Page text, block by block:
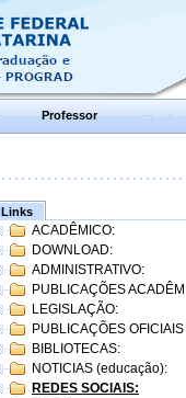
Professor
Links
ACADÊMICO:
DOWNLOAD:
ADMINISTRATIVO:
PUBLICAÇÕES
LEGISLAÇÃO:
PUBLICAÇÕES
BIBLIOTECAS:
NOTICIAS (educação):
REDES SOCIAIS: